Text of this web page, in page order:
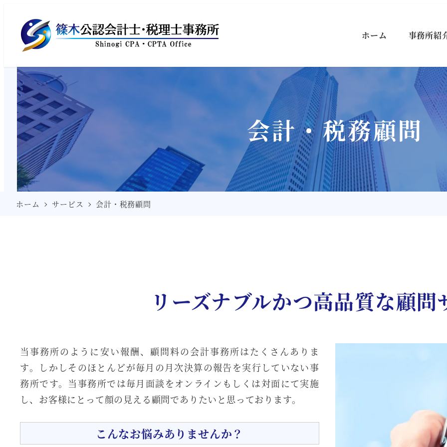
ホーム 事務所紹
会計・税務顧問
ホーム サービス 会計・税務顧問
リーズナブルかつ高品質な顧問
当事務所のように安い報酬、顧問料の会計事務所はたくさんありま
す。しかしそのほとんどが毎月の月次決算の報告を実行していない事
務所です。当事務所では毎月面談をオンラインもしくは対面にて実施
し、お客様にとって顔の見える顧問でありたいと思っております。
こんなお悩みありませんか？